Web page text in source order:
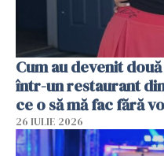
Cum au devenit
într-un restaurant
ce o să mă fac fără
26 IULIE 2026